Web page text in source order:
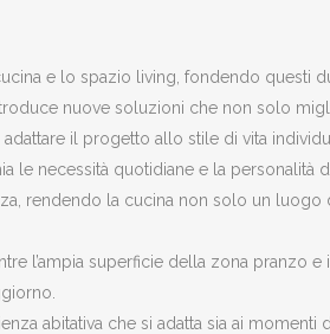
e lo spazio living, fondendo questi
nuove soluzioni che non solo
il progetto allo stile di vita
le necessità quotidiane e la personalità
rendendo la cucina non solo un
l’ampia superficie della zona pranzo e
abitativa che si adatta sia ai momenti